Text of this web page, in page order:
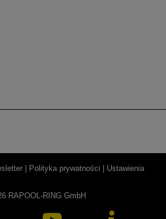
| Polityka prywatności | Ustawienia
RAPOOL-RING GmbH